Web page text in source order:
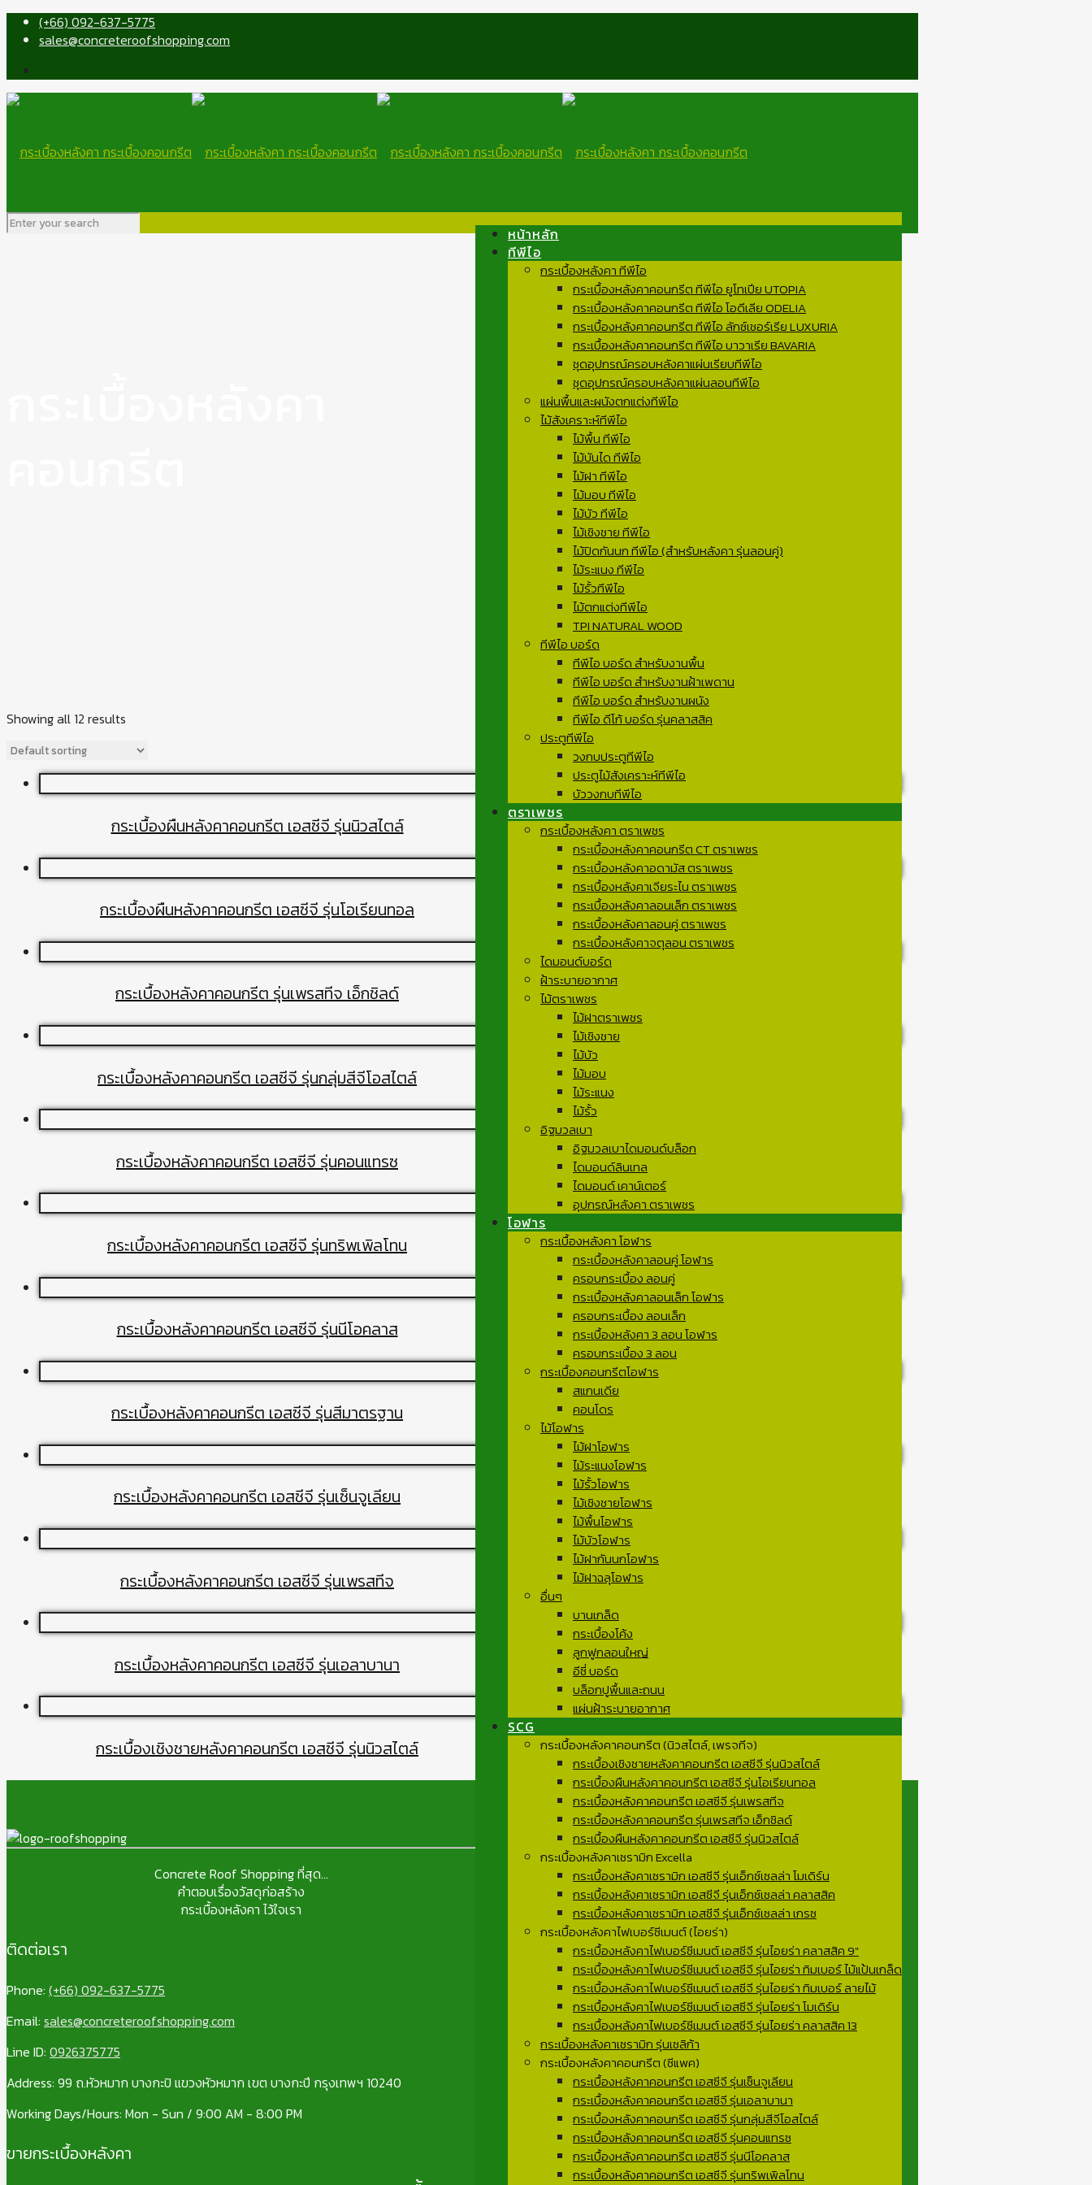
(+66) 092-637-5775
sales@concreteroofshopping.com
หน้าหลัก
ทีพีไอ
กระเบื้องหลังคา ทีพีไอ
กระเบื้องหลังคาคอนกรีต ทีพีไอ ยูโทเปีย UTOPIA
กระเบื้องหลังคาคอนกรีต ทีพีไอ โอดีเลีย ODELIA
กระเบื้องหลังคาคอนกรีต ทีพีไอ ลักซ์เชอร์เรีย LUXURIA
กระเบื้องหลังคาคอนกรีต ทีพีไอ บาวาเรีย BAVARIA
ชุดอุปกรณ์ครอบหลังคาแผ่นเรียบทีพีไอ
ชุดอุปกรณ์ครอบหลังคาแผ่นลอนทีพีไอ
แผ่นพื้นและผนังตกแต่งทีพีไอ
ไม้สังเคราะห์ทีพีไอ
ไม้พื้น ทีพีไอ
ไม้บันได ทีพีไอ
ไม้ฝา ทีพีไอ
ไม้มอบ ทีพีไอ
ไม้บัว ทีพีไอ
ไม้เชิงชาย ทีพีไอ
ไม้ปิดกันนก ทีพีไอ (สำหรับหลังคา รุ่นลอนคู่)
ไม้ระแนง ทีพีไอ
ไม้รั้วทีพีไอ
ไม้ตกแต่งทีพีไอ
TPI NATURAL WOOD
ทีพีไอ บอร์ด
ทีพีไอ บอร์ด สำหรับงานพื้น
ทีพีไอ บอร์ด สำหรับงานฝ้าเพดาน
ทีพีไอ บอร์ด สำหรับงานผนัง
ทีพีไอ ดีโก้ บอร์ด รุ่นคลาสสิค
ประตูทีพีไอ
วงกบประตูทีพีไอ
ประตูไม้สังเคราะห์ทีพีไอ
บัววงกบทีพีไอ
ตราเพชร
กระเบื้องหลังคา ตราเพชร
กระเบื้องหลังคาคอนกรีต CT ตราเพชร
กระเบื้องหลังคาอดามัส ตราเพชร
กระเบื้องหลังคาเจียระไน ตราเพชร
กระเบื้องหลังคาลอนเล็ก ตราเพชร
กระเบื้องหลังคาลอนคู่ ตราเพชร
กระเบื้องหลังคาจตุลอน ตราเพชร
ไดมอนด์บอร์ด
ฝ้าระบายอากาศ
ไม้ตราเพชร
ไม้ฝาตราเพชร
ไม้เชิงชาย
ไม้บัว
ไม้มอบ
ไม้ระแนง
ไม้รั้ว
อิฐมวลเบา
อิฐมวลเบาไดมอนด์บล็อก
ไดมอนด์ลินเทล
ไดมอนด์ เคาน์เตอร์
อุปกรณ์หลังคา ตราเพชร
โอฬาร
กระเบื้องหลังคา โอฬาร
กระเบื้องหลังคาลอนคู่ โอฬาร
ครอบกระเบื้อง ลอนคู่
กระเบื้องหลังคาลอนเล็ก โอฬาร
ครอบกระเบื้อง ลอนเล็ก
กระเบื้องหลังคา 3 ลอน โอฬาร
ครอบกระเบื้อง 3 ลอน
กระเบื้องคอนกรีตโอฬาร
สแกนเดีย
คอนโดร
ไม้โอฬาร
ไม้ฝาโอฬาร
ไม้ระแนงโอฬาร
ไม้รั้วโอฬาร
ไม้เชิงชายโอฬาร
ไม้พื้นโอฬาร
ไม้บัวโอฬาร
ไม้ฝากันนกโอฬาร
ไม้ฝาฉลุโอฬาร
อื่นๆ
บานเกล็ด
กระเบื้องโค้ง
ลูกฟูกลอนใหญ่
อีซี่ บอร์ด
บล็อกปูพื้นและถนน
แผ่นฝ้าระบายอากาศ
SCG
กระเบื้องหลังคาคอนกรีต (นิวสไตล์, เพรจทีจ)
กระเบื้องเชิงชายหลังคาคอนกรีต เอสซีจี รุ่นนิวสไตล์
กระเบื้องผืนหลังคาคอนกรีต เอสซีจี รุ่นโอเรียนทอล
กระเบื้องหลังคาคอนกรีต เอสซีจี รุ่นเพรสทีจ
กระเบื้องหลังคาคอนกรีต รุ่นเพรสทีจ เอ็กชิลด์
กระเบื้องผืนหลังคาคอนกรีต เอสซีจี รุ่นนิวสไตล์
กระเบื้องหลังคาเซรามิก Excella
กระเบื้องหลังคาเซรามิก เอสซีจี รุ่นเอ็กซ์เซลล่า โมเดิร์น
กระเบื้องหลังคาเซรามิก เอสซีจี รุ่นเอ็กซ์เซลล่า คลาสสิค
กระเบื้องหลังคาเซรามิก เอสซีจี รุ่นเอ็กซ์เซลล่า เกรซ
กระเบื้องหลังคาไฟเบอร์ซีเมนต์ (ไอยร่า)
กระเบื้องหลังคาไฟเบอร์ซีเมนต์ เอสซีจี รุ่นไอยร่า คลาสสิค 9″
กระเบื้องหลังคาไฟเบอร์ซีเมนต์ เอสซีจี รุ่นไอยร่า ทิมเบอร์ ไม้แป้นเกล็ด
กระเบื้องหลังคาไฟเบอร์ซีเมนต์ เอสซีจี รุ่นไอยร่า ทิมเบอร์ ลายไม้
กระเบื้องหลังคาไฟเบอร์ซีเมนต์ เอสซีจี รุ่นไอยร่า โมเดิร์น
กระเบื้องหลังคาไฟเบอร์ซีเมนต์ เอสซีจี รุ่นไอยร่า คลาสสิค 13
กระเบื้องหลังคาเซรามิก รุ่นเซลิก้า
กระเบื้องหลังคาคอนกรีต (ซีแพค)
กระเบื้องหลังคาคอนกรีต เอสซีจี รุ่นเซ็นจูเลียน
กระเบื้องหลังคาคอนกรีต เอสซีจี รุ่นเอลาบานา
กระเบื้องหลังคาคอนกรีต เอสซีจี รุ่นกลุ่มสีจีโอสไตล์
กระเบื้องหลังคาคอนกรีต เอสซีจี รุ่นคอนแทรซ
กระเบื้องหลังคาคอนกรีต เอสซีจี รุ่นนีโอคลาส
กระเบื้องหลังคาคอนกรีต เอสซีจี รุ่นทริพเพิลโทน
Showing all 12 results
กระเบื้องผืนหลังคาคอนกรีต เอสซีจี รุ่นนิวสไตล์
กระเบื้องผืนหลังคาคอนกรีต เอสซีจี รุ่นโอเรียนทอล
กระเบื้องหลังคาคอนกรีต รุ่นเพรสทีจ เอ็กชิลด์
กระเบื้องหลังคาคอนกรีต เอสซีจี รุ่นกลุ่มสีจีโอสไตล์
กระเบื้องหลังคาคอนกรีต เอสซีจี รุ่นคอนแทรซ
กระเบื้องหลังคาคอนกรีต เอสซีจี รุ่นทริพเพิลโทน
กระเบื้องหลังคาคอนกรีต เอสซีจี รุ่นนีโอคลาส
กระเบื้องหลังคาคอนกรีต เอสซีจี รุ่นสีมาตรฐาน
กระเบื้องหลังคาคอนกรีต เอสซีจี รุ่นเซ็นจูเลียน
กระเบื้องหลังคาคอนกรีต เอสซีจี รุ่นเพรสทีจ
กระเบื้องหลังคาคอนกรีต เอสซีจี รุ่นเอลาบานา
กระเบื้องเชิงชายหลังคาคอนกรีต เอสซีจี รุ่นนิวสไตล์
Concrete Roof Shopping ที่สุด...
คำตอบเรื่องวัสดุก่อสร้าง
กระเบื้องหลังคา ไว้ใจเรา
ติดต่อเรา
Phone: (+66) 092-637-5775
Email: sales@concreteroofshopping.com
Line ID: 0926375775
Address: 99 ถ.หัวหมาก บางกะปิ แขวงหัวหมาก เขต บางกะปี กรุงเทพฯ 10240
Working Days/Hours: Mon - Sun / 9:00 AM - 8:00 PM
ขายกระเบื้องหลังคา